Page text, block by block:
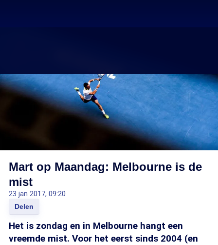
Mart op Maandag: Melbourne is de
mist
23 jan 2017, 09:20
Delen
Het is zondag en in Melbourne hangt een
vreemde mist. Voor het eerst sinds 2004 (en